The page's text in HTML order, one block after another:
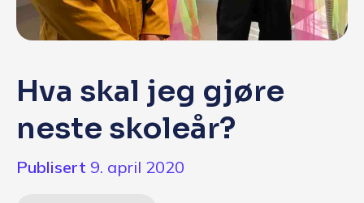
Q&A
English
Hva skal jeg gjøre
neste skoleår?
Publisert 9. april 2020